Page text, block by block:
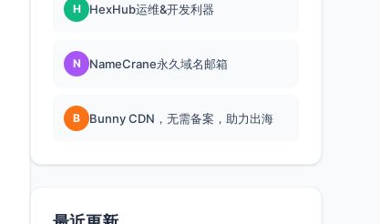
H HexHub运维&开发利器
N NameCrane永久域名邮箱
B Bunny CDN，无需备案，助力出海